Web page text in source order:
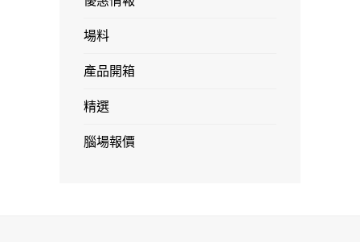
場料
產品開箱
精選
腦場報價